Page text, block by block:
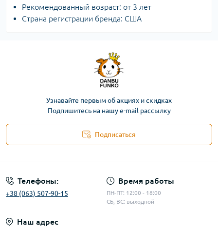
Рекомендованный возраст: от 3 лет
Страна регистрации бренда: США
Узнавайте первым об акциях и скидках
Подпишитесь на нашу e-mail рассылку
Подписаться
Телефоны:
+38 (063) 507-90-15
Время работы
ПН-ПТ: 12:00 - 18:00
СБ, ВС: выходной
Наш адрес